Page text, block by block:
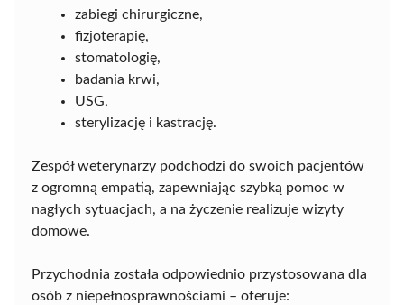
zabiegi chirurgiczne,
fizjoterapię,
stomatologię,
badania krwi,
USG,
sterylizację i kastrację.
Zespół weterynarzy podchodzi do swoich pacjentów
z ogromną empatią, zapewniając szybką pomoc w
nagłych sytuacjach, a na życzenie realizuje wizyty
domowe.
Przychodnia została odpowiednio przystosowana dla
osób z niepełnosprawnościami – oferuje: